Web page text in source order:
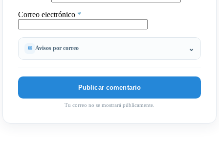
Correo electrónico *
Avisos por correo
Tu correo no se mostrará públicamente.